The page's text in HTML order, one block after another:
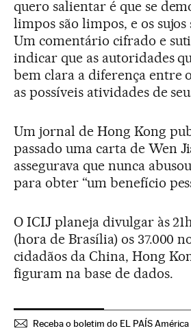
quero salientar é que se
limpos são limpos, e os sujos
Um comentário cifrado e
indicar que as autoridades
bem clara a diferença entre
as possíveis atividades de
Um jornal de Hong Kong
passado uma carta de Wen
assegurava que nunca
para obter “um benefício
O ICIJ planeja divulgar às
(hora de Brasília) os 37.000
cidadãos da China, Hong
figuram na base de dados.
Receba o boletim do EL PAÍS América